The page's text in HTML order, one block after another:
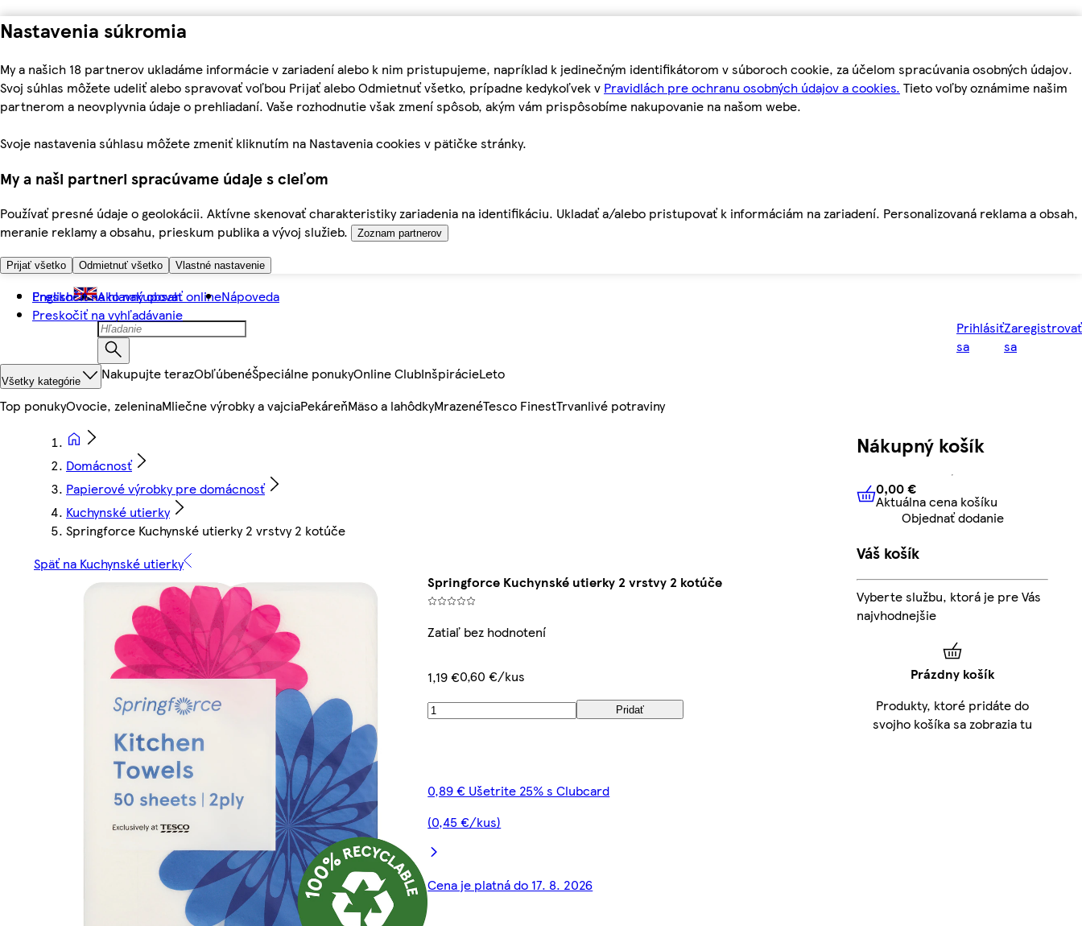
Nastavenia súkromia
My a našich 18 partnerov ukladáme informácie v zariadení alebo k nim pristupujeme, napríklad k jedinečným identifikátorom v súboroch cookie, za účelom spracúvania osobných údajov.
Svoj súhlas môžete udeliť alebo spravovať voľbou Prijať alebo Odmietnuť všetko, prípadne kedykoľvek v Pravidlách pre ochranu osobných údajov a cookies. Tieto voľby oznámime našim
partnerom a neovplyvnia údaje o prehliadaní. Vaše rozhodnutie však zmení spôsob, akým vám prispôsobíme nakupovanie na našom webe.
Svoje nastavenia súhlasu môžete zmeniť kliknutím na Nastavenia cookies v pätičke stránky.
My a naši partneri spracúvame údaje s cieľom
Používať presné údaje o geolokácii. Aktívne skenovať charakteristiky zariadenia na identifikáciu. Ukladať a/alebo pristupovať k informáciám na zariadení. Personalizovaná reklama a obsah,
meranie reklamy a obsahu, prieskum publika a vývoj služieb.
Zoznam partnerov
Prijať všetko Odmietnuť všetko Vlastné nastavenie
Preskočiť na hlavný obsah
Preskočiť na vyhľadávanie
English Ako nakupovať onlineNápoveda
Prihlásiť
sa
Zaregistrovať
sa
Všetky kategórie Nakupujte terazObľúbenéŠpeciálne ponukyOnline ClubInšpirácieLeto
Top ponukyOvocie, zeleninaMliečne výrobky a vajciaPekáreňMäso a lahôdkyMrazenéTesco FinestTrvanlivé potraviny
Domácnosť
Papierové výrobky pre domácnosť
Kuchynské utierky
Springforce Kuchynské utierky 2 vrstvy 2 kotúče
Späť na Kuchynské utierky
Springforce Kuchynské utierky 2 vrstvy 2 kotúče
Zatiaľ bez hodnotení
1,19 €0,60 €/kus
Pridať
0,89 € Ušetrite 25% s Clubcard
(0,45 €/kus)
Cena je platná do 17. 8. 2026
Nákupný košík
0,00 € Aktuálna cena košíku
0,00 €
Aktuálna cena košíku
Objednať dodanie
Váš košík
Vyberte službu, ktorá je pre Vás
najvhodnejšie
Prázdny košík
Produkty, ktoré pridáte do
svojho košíka sa zobrazia tu